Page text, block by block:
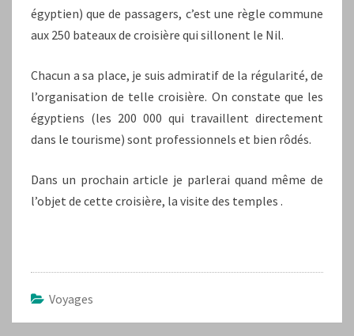
égyptien) que de passagers, c’est une règle commune
aux 250 bateaux de croisière qui sillonent le Nil.
Chacun a sa place, je suis admiratif de la régularité, de
l’organisation de telle croisière. On constate que les
égyptiens (les 200 000 qui travaillent directement
dans le tourisme) sont professionnels et bien rôdés.
Dans un prochain article je parlerai quand même de
l’objet de cette croisière, la visite des temples .
Voyages